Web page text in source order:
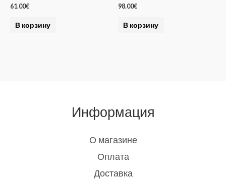
61.00€
В корзину
98.00€
В корзину
Информация
О магазине
Оплата
Доставка